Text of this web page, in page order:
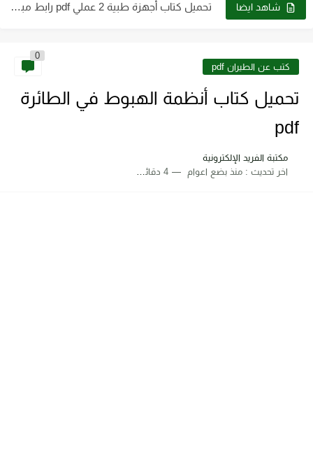
شاهد ايضا تحميل كتاب أجهزة طبية 2 عملي pdf رابط مباشر
تحميل كتاب الترموديناميك pdf للدكتور. عقيل سلوم مجانا كتب عن الطيران pdf
0
تحميل كتاب أنظمة الهبوط في الطائرة
pdf
مكتبة الفريد الإلكترونية
اخر تحديث :منذ بضع اعوام 4 دقائق للقراءة